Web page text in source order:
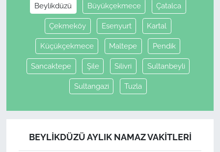
Beylikdüzü Büyükçekmece Çatalca
Çekmeköy Esenyurt Kartal
Küçükçekmece Maltepe Pendik
Sancaktepe Şile Silivri Sultanbeyli
Sultangazi Tuzla
BEYLIKDÜZÜ AYLIK NAMAZ VAKITLERI